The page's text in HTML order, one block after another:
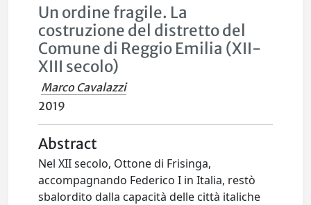
Un ordine fragile. La
costruzione del distretto del
Comune di Reggio Emilia (XII-
XIII secolo)
Marco Cavalazzi
2019
Abstract
Nel XII secolo, Ottone di Frisinga,
accompagnando Federico I in Italia, restò
sbalordito dalla capacità delle città italiche